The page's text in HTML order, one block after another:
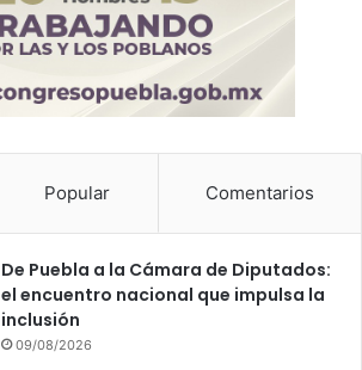
Popular Comentarios
De Puebla a la Cámara de Diputados:
el encuentro nacional que impulsa la
inclusión
09/08/2026